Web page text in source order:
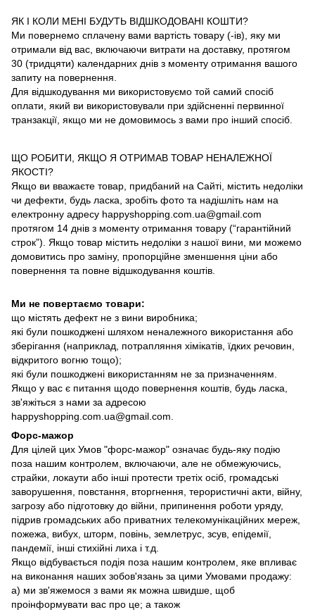
ЯК І КОЛИ МЕНІ БУДУТЬ ВІДШКОДОВАНІ КОШТИ?
Ми повернемо сплачену вами вартість товару (-ів), яку ми
отримали від вас, включаючи витрати на доставку, протягом
30 (тридцяти) календарних днів з моменту отримання вашого
запиту на повернення.
Для відшкодування ми використовуємо той самий спосіб
оплати, який ви використовували при здійсненні первинної
транзакції, якщо ми не домовимось з вами про інший спосіб.
ЩО РОБИТИ, ЯКЩО Я ОТРИМАВ ТОВАР НЕНАЛЕЖНОЇ
ЯКОСТІ?
Якщо ви вважаєте товар, придбаний на Сайті, містить недоліки
чи дефекти, будь ласка, зробіть фото та надішліть нам на
електронну адресу happyshopping.com.ua@gmail.com
протягом 14 днів з моменту отримання товару (“гарантійний
строк”). Якщо товар містить недоліки з нашої вини, ми можемо
домовитись про заміну, пропорційне зменшення ціни або
повернення та повне відшкодування коштів.
Ми не повертаємо товари:
що містять дефект не з вини виробника;
які були пошкоджені шляхом неналежного використання або
зберігання (наприклад, потрапляння хімікатів, їдких речовин,
відкритого вогню тощо);
які були пошкоджені використанням не за призначенням.
Якщо у вас є питання щодо повернення коштів, будь ласка,
зв'яжіться з нами за адресою
happyshopping.com.ua@gmail.com.
Форс-мажор
Для цілей цих Умов "форс-мажор" означає будь-яку подію
поза нашим контролем, включаючи, але не обмежуючись,
страйки, локаути або інші протести третіх осіб, громадські
заворушення, повстання, вторгнення, терористичні акти, війну,
загрозу або підготовку до війни, припинення роботи уряду,
підрив громадських або приватних телекомунікаційних мереж,
пожежа, вибух, шторм, повінь, землетрус, зсув, епідемії,
пандемії, інші стихійні лиха і т.д.
Якщо відбувається подія поза нашим контролем, яке впливає
на виконання наших зобов'язань за цими Умовами продажу:
а) ми зв'яжемося з вами як можна швидше, щоб
проінформувати вас про це; а також